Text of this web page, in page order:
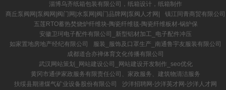
淄博乌齐纸箱包装有限公司，纸箱设计，纸箱制作
商丘泵阀网|泵阀网|阀门网|水泵网|阀门品牌网|泵阀人才网|
镇江同青商贸有限公司
五莲RTO蓄热焚烧炉纤维块-陶瓷纤维毯-陶瓷纤维板材-锅炉保
安徽卫珂电子配件有限公司_新型铝材加工_电子配件冲压
如家置地房地产经纪有限公司
服装_服饰及口罩生产_南通鲁宇友服装有限公司
成都道合亦禅体育文化传播有限公司
武汉网站策划_网站建设公司_网站建设开发制作_seo优化
黄冈市通伊家政服务有限责任公司、家政服务、建筑物清洁服务
扶绥县期潜煤气矿业设备股份有限公司
沙洋招聘网-沙洋英才网-沙洋人才网